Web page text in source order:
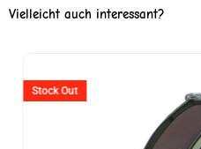
Vielleicht auch interessant?
Stock Out